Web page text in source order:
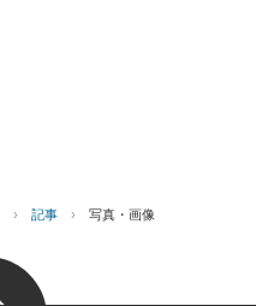
› 記事 › 写真・画像